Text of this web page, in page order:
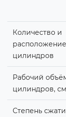
Количество и
расположение
цилиндров
Рабочий
цилиндров,
Степень